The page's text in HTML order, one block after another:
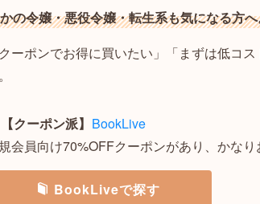
の令嬢・悪役令嬢・転生系も気になる方
クーポンでお得に買いたい」「まずは低コ
【クーポン派】 BookLive
会員向け70%OFFクーポンがあり、かなり
BookLiveで探す